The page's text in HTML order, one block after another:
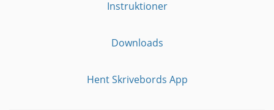
Instruktioner
Downloads
Hent Skrivebords App